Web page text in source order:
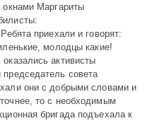
окнами Маргариты
приехали и говорят:
молодцы какие!
активисты
совета
они с добрыми словами и
то с необходимым
бригада подъехала к